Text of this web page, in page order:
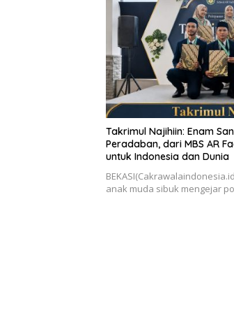
Takrimul Najihiin: Enam
Peradaban, dari MBS AR
untuk Indonesia dan Dunia
anak muda sibuk mengejar